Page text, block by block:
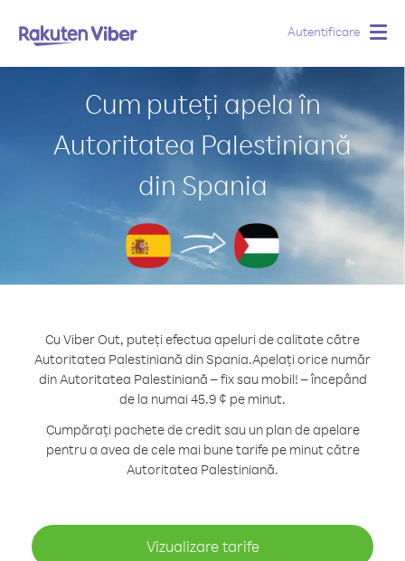
Autentificare
Cum puteți apela în
Autoritatea Palestiniană
din Spania
Cu Viber Out, puteți efectua apeluri de calitate către
Autoritatea Palestiniană din Spania.Apelați orice număr
din Autoritatea Palestiniană – fix sau mobil! – începând
de la numai 45.9 ¢ pe minut.
Cumpărați pachete de credit sau un plan de apelare
pentru a avea de cele mai bune tarife pe minut către
Autoritatea Palestiniană.
Vizualizare tarife